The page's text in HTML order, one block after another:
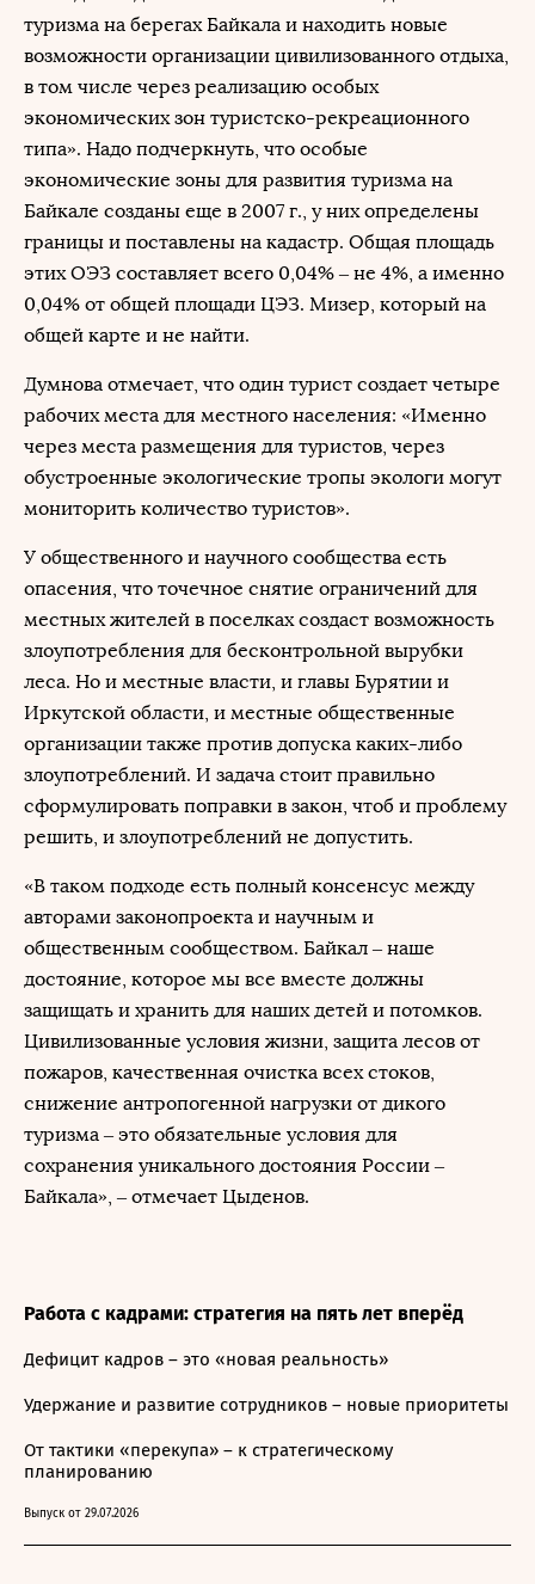
туризма на берегах Байкала и находить новые
возможности организации цивилизованного отдыха,
в том числе через реализацию особых
экономических зон туристско-рекреационного
типа». Надо подчеркнуть, что особые
экономические зоны для развития туризма на
Байкале созданы еще в 2007 г., у них определены
границы и поставлены на кадастр. Общая площадь
этих ОЭЗ составляет всего 0,04% – не 4%, а именно
0,04% от общей площади ЦЭЗ. Мизер, который на
общей карте и не найти.
Думнова отмечает, что один турист создает четыре
рабочих места для местного населения: «Именно
через места размещения для туристов, через
обустроенные экологические тропы экологи могут
мониторить количество туристов».
У общественного и научного сообщества есть
опасения, что точечное снятие ограничений для
местных жителей в поселках создаст возможность
злоупотребления для бесконтрольной вырубки
леса. Но и местные власти, и главы Бурятии и
Иркутской области, и местные общественные
организации также против допуска каких-либо
злоупотреблений. И задача стоит правильно
сформулировать поправки в закон, чтоб и проблему
решить, и злоупотреблений не допустить.
«В таком подходе есть полный консенсус между
авторами законопроекта и научным и
общественным сообществом. Байкал – наше
достояние, которое мы все вместе должны
защищать и хранить для наших детей и потомков.
Цивилизованные условия жизни, защита лесов от
пожаров, качественная очистка всех стоков,
снижение антропогенной нагрузки от дикого
туризма – это обязательные условия для
сохранения уникального достояния России –
Байкала», – отмечает Цыденов.
Работа с кадрами: стратегия на пять лет вперёд
Дефицит кадров – это «новая реальность»
Удержание и развитие сотрудников – новые приоритеты
От тактики «перекупа» – к стратегическому
планированию
Выпуск от 29.07.2026